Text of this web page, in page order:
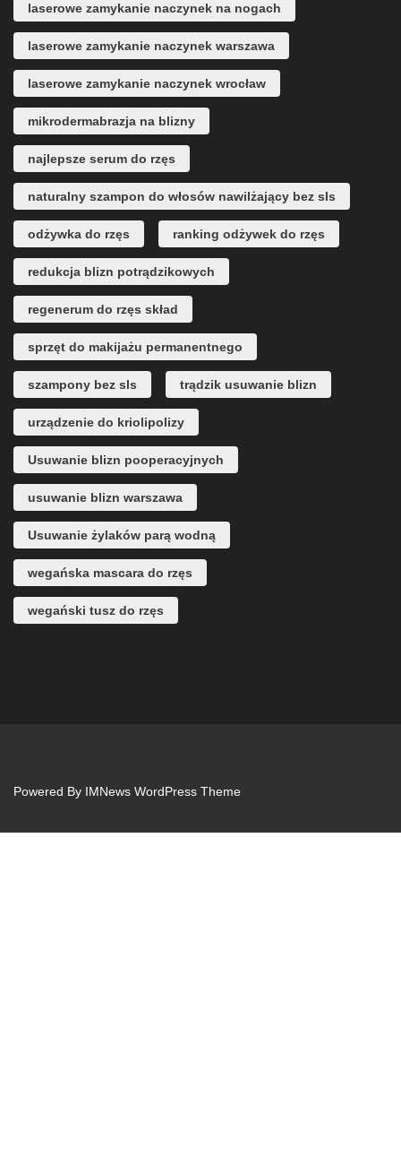
laserowe zamykanie naczynek na nogach
laserowe zamykanie naczynek warszawa
laserowe zamykanie naczynek wrocław
mikrodermabrazja na blizny
najlepsze serum do rzęs
naturalny szampon do włosów nawilżający bez sls
odżywka do rzęs ranking odżywek do rzęs
redukcja blizn potrądzikowych
regenerum do rzęs skład
sprzęt do makijażu permanentnego
szampony bez sls trądzik usuwanie blizn
urządzenie do kriolipolizy
Usuwanie blizn pooperacyjnych
usuwanie blizn warszawa
Usuwanie żylaków parą wodną
wegańska mascara do rzęs
wegański tusz do rzęs
Powered By IMNews WordPress Theme